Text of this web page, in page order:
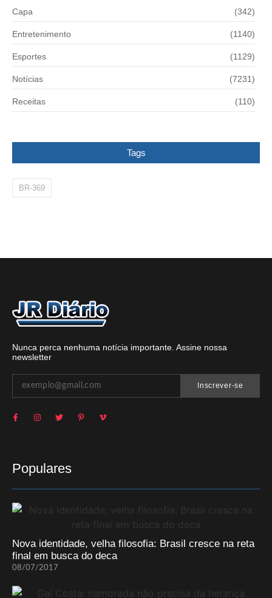
Capa (342)
Entretenimento (1140)
Esportes (1129)
Notícias (7231)
Receitas (110)
Tags
BR-369
Nunca perca nenhuma notícia importante. Assine nossa
newsletter
Inscrever-se
Populares
Nova identidade, velha filosofia: Brasil cresce na reta
final em busca do deca
08/07/2017